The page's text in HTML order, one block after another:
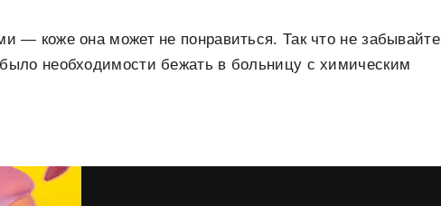
— коже она может не понравиться. Так что не забывайте
необходимости бежать в больницу с химическим